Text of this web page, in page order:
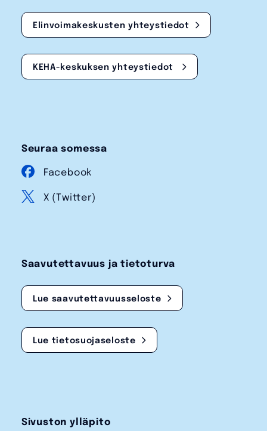
Elinvoimakeskusten yhteystiedot
KEHA-keskuksen yhteystiedot
Seuraa somessa
Facebook
X (Twitter)
Saavutettavuus ja tietoturva
Lue saavutettavuusseloste
Lue tietosuojaseloste
Sivuston ylläpito